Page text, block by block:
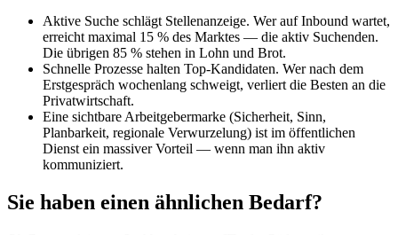
Aktive Suche schlägt Stellenanzeige. Wer auf Inbound wartet,
erreicht maximal 15 % des Marktes — die aktiv Suchenden.
Die übrigen 85 % stehen in Lohn und Brot.
Schnelle Prozesse halten Top-Kandidaten. Wer nach dem
Erstgespräch wochenlang schweigt, verliert die Besten an die
Privatwirtschaft.
Eine sichtbare Arbeitgebermarke (Sicherheit, Sinn,
Planbarkeit, regionale Verwurzelung) ist im öffentlichen
Dienst ein massiver Vorteil — wenn man ihn aktiv
kommuniziert.
Sie haben einen ähnlichen Bedarf?